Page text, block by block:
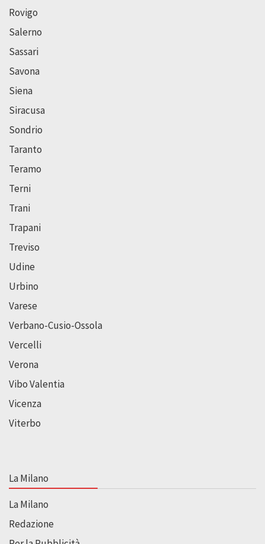
Rovigo
Salerno
Sassari
Savona
Siena
Siracusa
Sondrio
Taranto
Teramo
Terni
Trani
Trapani
Treviso
Udine
Urbino
Varese
Verbano-Cusio-Ossola
Vercelli
Verona
Vibo Valentia
Vicenza
Viterbo
La Milano
La Milano
Redazione